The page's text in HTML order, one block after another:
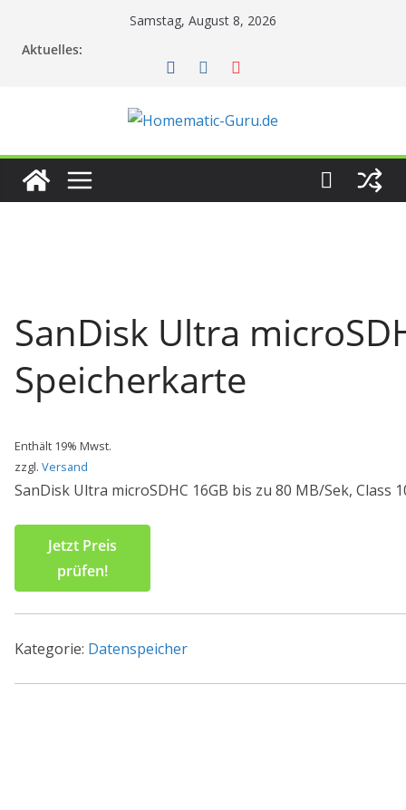
Samstag, August 8, 2026
Aktuelles:
SanDisk Ultra
Speicherkarte
Enthält 19% Mwst.
zzgl. Versand
SanDisk Ultra microSDHC 16GB bis zu 80 MB/Sek, Class
Jetzt Preis
prüfen!
Kategorie: Datenspeicher